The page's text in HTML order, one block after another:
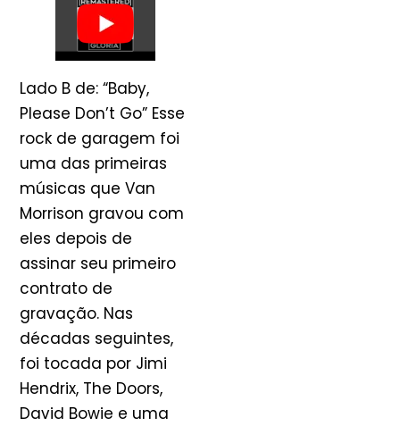
Lado B de: “Baby,
Please Don’t Go” Esse
rock de garagem foi
uma das primeiras
músicas que Van
Morrison gravou com
eles depois de
assinar seu primeiro
contrato de
gravação. Nas
décadas seguintes,
foi tocada por Jimi
Hendrix, The Doors,
David Bowie e uma